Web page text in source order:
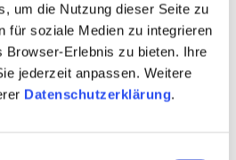
um die Nutzung dieser Seite zu
für soziale Medien zu integrieren
Browser-Erlebnis zu bieten. Ihre
jederzeit anpassen. Weitere
Datenschutzerklärung.
oder neue